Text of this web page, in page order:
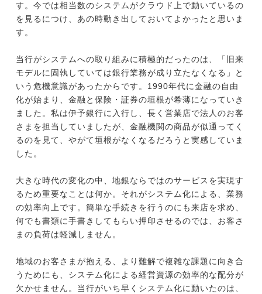
す。今では相当数のシステムがクラウド上で動いているの
を見るにつけ、あの時動き出しておいてよかったと思いま
す。
当行がシステムへの取り組みに積極的だったのは、「旧来
モデルに固執していては銀行業務が成り立たなくなる」と
いう危機意識があったからです。1990年代に金融の自由
化が始まり、金融と保険・証券の垣根が希薄になっていき
ました。私は伊予銀行に入行し、長く営業店で法人のお客
さまを担当していましたが、金融機関の商品が似通ってく
るのを見て、やがて垣根がなくなるだろうと実感していま
した。
大きな時代の変化の中、地銀ならではのサービスを実現す
るため重要なことは何か。それがシステム化による、業務
の効率向上です。簡単な手続きを行うのにも来店を求め、
何でも書類に手書きしてもらい押印させるのでは、お客さ
まの負荷は軽減しません。
地域のお客さまが抱える、より難解で複雑な課題に向き合
うためにも、システム化による経営資源の効率的な配分が
欠かせません。当行がいち早くシステム化に動いたのは、